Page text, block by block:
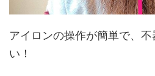
アイロンの操作が簡単で、
い！